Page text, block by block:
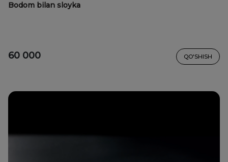
Bodom bilan sloyka
60 000 QO'SHISH